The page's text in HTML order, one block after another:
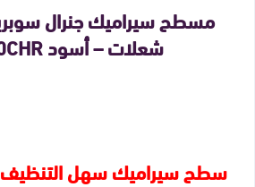
شعلات – أسود GSM60CHR
سطح سيراميك سهل التنظيف